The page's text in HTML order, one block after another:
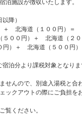
泊施設が徴収いたします。
降）
海道（１００円）＝　
円）＋　北海道（２０
　北海道（５００円）
泊分より課税対象となり
せんので、別途入湯税と合
ックアウトの際にご負担を
覧ください。